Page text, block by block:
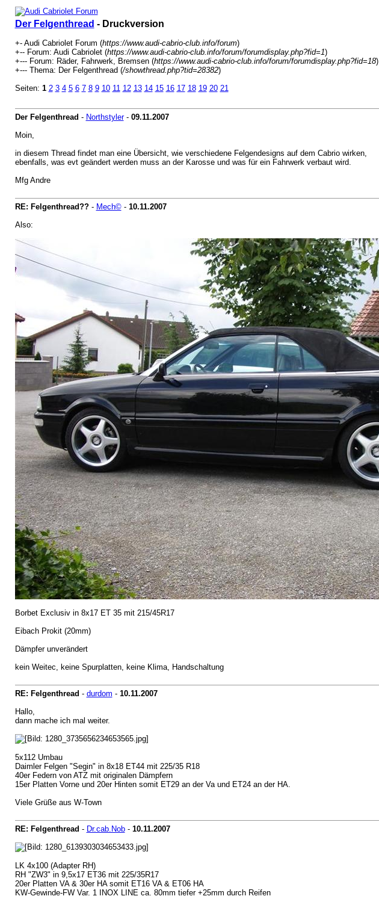
Der Felgenthread - Druckversion
+- Audi Cabriolet Forum (https://www.audi-cabrio-club.info/forum)
+-- Forum: Audi Cabriolet (https://www.audi-cabrio-club.info/forum/forumdisplay.php?fid=1)
+--- Forum: Räder, Fahrwerk, Bremsen (https://www.audi-cabrio-club.info/forum/forumdisplay.php?fid=18)
+--- Thema: Der Felgenthread (/showthread.php?tid=28382)
Seiten: 1 2 3 4 5 6 7 8 9 10 11 12 13 14 15 16 17 18 19 20 21
Der Felgenthread - Northstyler- 09.11.2007
Moin,
in diesem Thread findet man eine Übersicht, wie verschiedene Felgendesigns auf dem Cabrio wirken,
ebenfalls, was evt geändert werden muss an der Karosse und was für ein Fahrwerk verbaut wird.
Mfg Andre
RE: Felgenthread??- Mech©- 10.11.2007
Also:
Borbet Exclusiv in 8x17 ET 35 mit 215/45R17
Eibach Prokit (20mm)
Dämpfer unverändert
kein Weitec, keine Spurplatten, keine Klima, Handschaltung
RE: Felgenthread - durdom - 10.11.2007
Hallo,
dann mache ich mal weiter.
5x112 Umbau
Daimler Felgen "Segin" in 8x18 ET44 mit 225/35 R18
40er Federn von ATZ mit originalen Dämpfern
15er Platten Vorne und 20er Hinten somit ET29 an der Va und ET24 an der HA.
Viele Grüße aus W-Town
RE: Felgenthread - Dr.cab.Nob- 10.11.2007
LK 4x100 (Adapter RH)
RH "ZW3" in 9,5x17 ET36 mit 225/35R17
20er Platten VA & 30er HA somit ET16 VA & ET06 HA
KW-Gewinde-FW Var. 1 INOX LINE ca. 80mm tiefer +25mm durch Reifen